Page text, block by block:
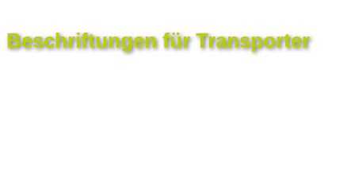
Beschriftungen für Transporter